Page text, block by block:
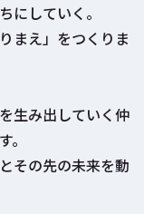
にしていく。
まえ」をつくりま
生み出していく仲
その先の未来を動